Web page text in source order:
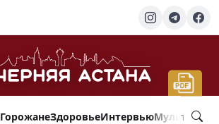
ГорожанеЗдоровьеИнтервью